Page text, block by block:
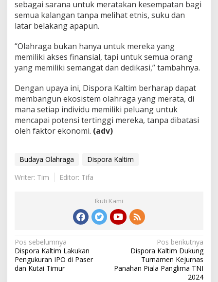
sebagai sarana untuk meratakan kesempatan bagi
semua kalangan tanpa melihat etnis, suku dan
latar belakang apapun.
“Olahraga bukan hanya untuk mereka yang
memiliki akses finansial, tapi untuk semua orang
yang memiliki semangat dan dedikasi,” tambahnya.
Dengan upaya ini, Dispora Kaltim berharap dapat
membangun ekosistem olahraga yang merata, di
mana setiap individu memiliki peluang untuk
mencapai potensi tertinggi mereka, tanpa dibatasi
oleh faktor ekonomi. (adv)
Budaya Olahraga
Dispora Kaltim
Writer: Tim
Editor: Tifa
Ikuti Kami
Navigasi
pos
Pos sebelumnya
Dispora Kaltim Lakukan
Pengukuran IPO di Paser
dan Kutai Timur
Pos berikutnya
Dispora Kaltim Dukung
Turnamen Kejurnas
Panahan Piala Panglima TNI
2024